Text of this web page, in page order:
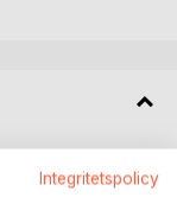
Integritetspolicy